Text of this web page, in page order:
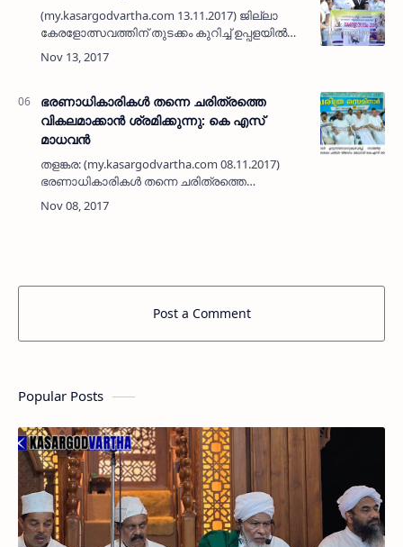
(my.kasargodvartha.com 13.11.2017) ജില്ലാ
കേരളോത്സവത്തിന് തുടക്കം കുറിച്ച് ഉപ്പളയില്‍
നടത്തിയ സാംസ്‌കാരി ഘോഷയാത്ര
(ശ്രദ്ധിക്കുക: ഗൾഫ് - വിനോദം - ടെക്നോളജി -
ഭരണാധികാരികള്‍ തന്നെ ചരിത്രത്തെ
വികലമാക്കാന്‍ ശ്രമിക്കുന്നു: കെ എസ്
മാധവന്‍
തളങ്കര: (my.kasargodvartha.com 08.11.2017)
ഭരണാധികാരികള്‍ തന്നെ ചരിത്രത്തെ
വികലമാക്കാന്‍ ശ്രമിക്കുന്ന കാഴ്ചയാണ്
കാണുന്നതെന്ന് കോഴിക്കോട് സര്‍വകലാശാല
Post a Comment
Popular Posts